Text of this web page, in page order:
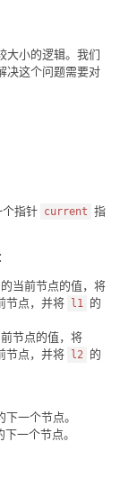
大小的逻辑。我们
决这个问题需要对
个指针 current 指
的当前节点的值，将
节点，并将 l1 的
节点的值，将
节点，并将 l2 的
下一个节点。
下一个节点。